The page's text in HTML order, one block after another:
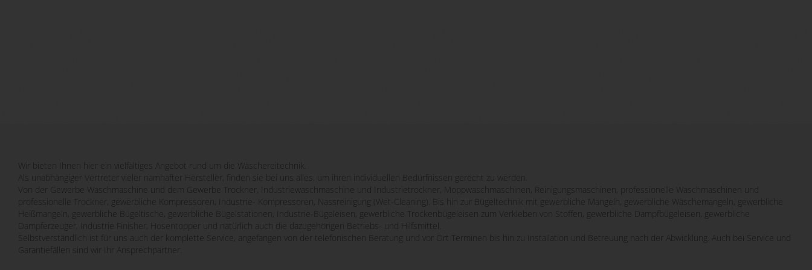
Wir bieten Ihnen hier ein vielfältiges Angebot rund um die Wäschereitechnik.
Als unabhängiger Vertreter vieler namhafter Hersteller, finden sie bei uns alles, um ihren individuellen Bedürfnissen gerecht zu werden.
Von der Gewerbe Waschmaschine und dem Gewerbe Trockner, Industriewaschmaschine und Industrietrockner, Moppwaschmaschinen, Reinigungsmaschinen, professionelle Waschmaschinen und
professionelle Trockner, gewerbliche Kompressoren, Industrie- Kompressoren, Nassreinigung (Wet-Cleaning). Bis hin zur Bügeltechnik mit gewerbliche Mangeln, gewerbliche Wäschemangeln, gewerbliche
Heißmangeln, gewerbliche Bügeltische, gewerbliche Bügelstationen, Industrie-Bügeleisen, gewerbliche Trockenbügeleisen zum Verkleben von Stoffen, gewerbliche Dampfbügeleisen, gewerbliche
Dampferzeuger, Industrie Finisher, Hosentopper und natürlich auch die dazugehörigen Betriebs- und Hilfsmittel.
Selbstverständlich ist für uns auch der komplette Service, angefangen von der telefonischen Beratung und vor Ort Terminen bis hin zu Installation und Betreuung nach der Abwicklung. Auch bei Service und
Garantiefällen sind wir Ihr Ansprechpartner.